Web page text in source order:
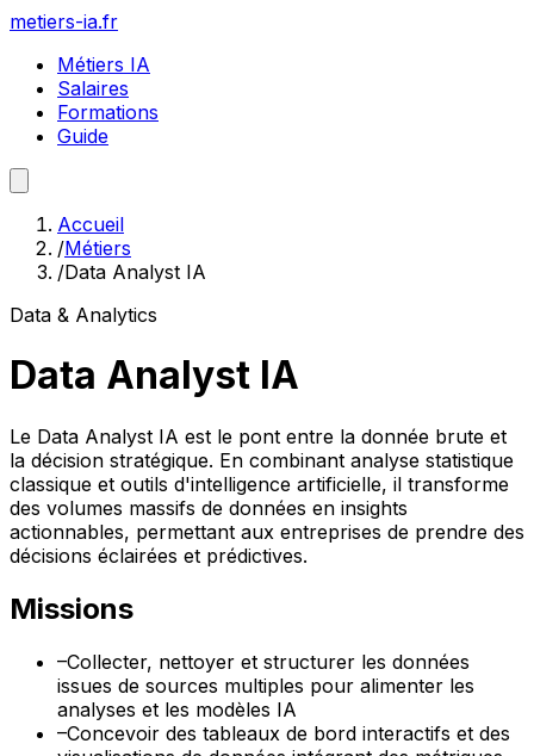
metiers-ia.fr
Métiers IA
Salaires
Formations
Guide
Accueil
/Métiers
/Data Analyst IA
Data & Analytics
Data Analyst IA
Le Data Analyst IA est le pont entre la donnée brute et
la décision stratégique. En combinant analyse statistique
classique et outils d'intelligence artificielle, il transforme
des volumes massifs de données en insights
actionnables, permettant aux entreprises de prendre des
décisions éclairées et prédictives.
Missions
–Collecter, nettoyer et structurer les données
issues de sources multiples pour alimenter les
analyses et les modèles IA
–Concevoir des tableaux de bord interactifs et des